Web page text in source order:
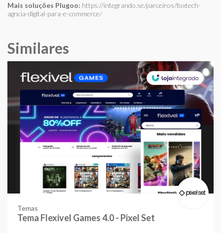
Mais soluções Plugoo: https://integrando.se/parceiros/foxtech-
agncia-digital-para-e-commerce/
Similares
Temas
Tema Flexivel Games 4.0 - Pixel Set